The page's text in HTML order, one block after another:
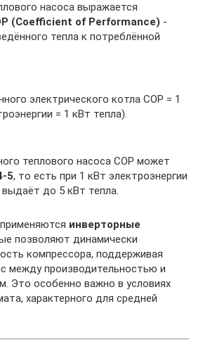
насоса выражается
(Coefficient of Performance) -
тепла к потреблённой
электрического котла COP = 1
= 1 кВт тепла).
теплового насоса COP может
5, то есть при 1 кВт электроэнергии
до 5 кВт тепла.
инверторные
позволяют динамически
компрессора, поддерживая
между производительностью и
Это особенно важно в условиях
характерного для средней